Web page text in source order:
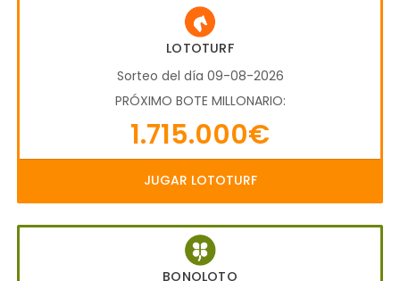
LOTOTURF
Sorteo del día 09-08-2026
PRÓXIMO BOTE MILLONARIO:
1.715.000€
JUGAR LOTOTURF
BONOLOTO